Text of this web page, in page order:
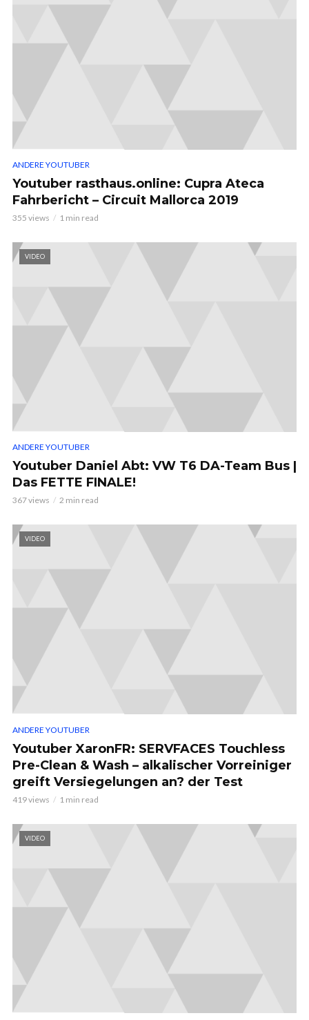
ANDERE YOUTUBER
Youtuber rasthaus.online: Cupra Ateca
Fahrbericht – Circuit Mallorca 2019
355 views 1 min read
VIDEO
ANDERE YOUTUBER
Youtuber Daniel Abt: VW T6 DA-Team Bus |
Das FETTE FINALE!
367 views 2 min read
VIDEO
ANDERE YOUTUBER
Youtuber XaronFR: SERVFACES Touchless
Pre-Clean & Wash – alkalischer Vorreiniger
greift Versiegelungen an? der Test
419 views 1 min read
VIDEO